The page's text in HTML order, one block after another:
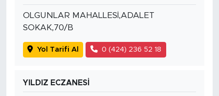
OLGUNLAR MAHALLESİ,ADALET
SOKAK,70/B
Yol Tarifi Al 0 (424) 236 52 18
YILDIZ ECZANESİ